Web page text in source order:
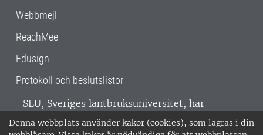
Denna webbplats använder kakor (cookies), som lagras i din
Webbmejl
ReachMee
Edusign
Protokoll och beslutslistor
SLU, Sveriges lantbruksuniversitet, har
verksamhet över hela Sverige. Huvudorter är
Alnarp, Uppsala och Umeå.SLU är